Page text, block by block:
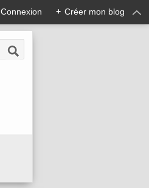
Connexion + Créer mon blog